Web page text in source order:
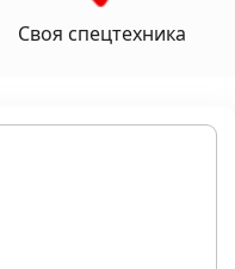
Своя спецтехника